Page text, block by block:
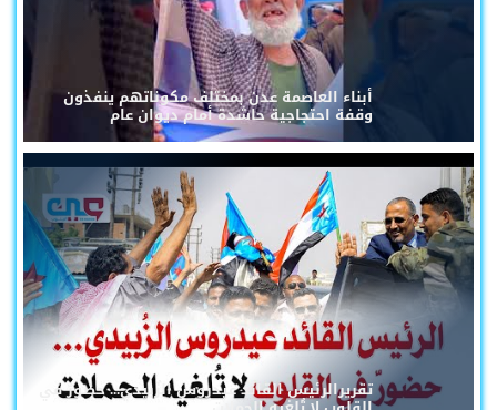
أبناء العاصمة عدن بمختلف مكوناتهم ينفذون
وقفة احتجاجية حاشدة أمام ديوان عام
تقريرالرئيس القائد عيدروس الزُبيدي... حضورٌ في